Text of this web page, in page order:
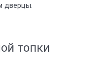
дверцы.
топки